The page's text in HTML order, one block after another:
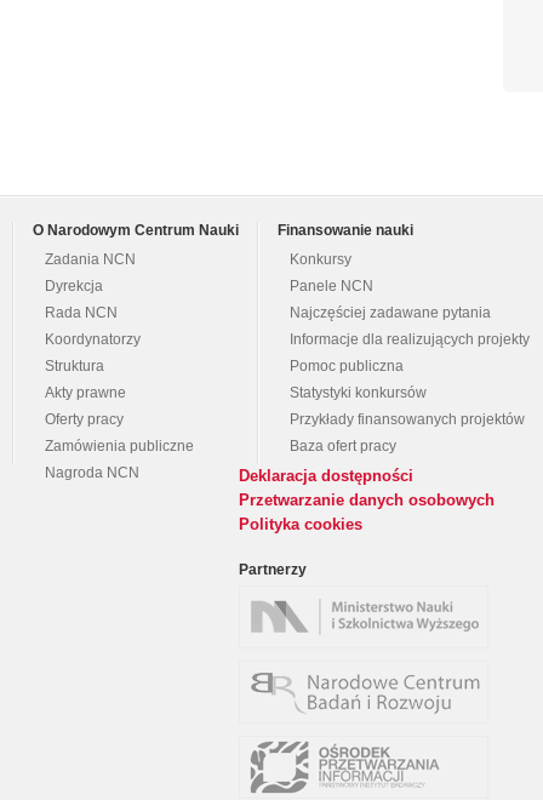
O Narodowym Centrum Nauki
Zadania NCN
Dyrekcja
Rada NCN
Koordynatorzy
Struktura
Akty prawne
Oferty pracy
Zamówienia publiczne
Nagroda NCN
Finansowanie nauki
Konkursy
Panele NCN
Najczęściej zadawane pytania
Informacje dla realizujących projekty
Pomoc publiczna
Statystyki konkursów
Przykłady finansowanych projektów
Baza ofert pracy
Deklaracja dostępności
Przetwarzanie danych osobowych
Polityka cookies
Partnerzy